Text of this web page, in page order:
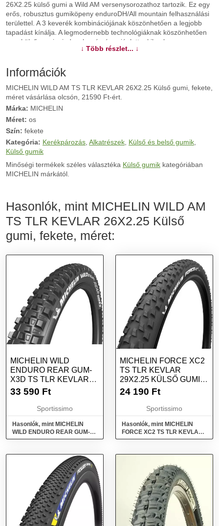
26X2.25 külső gumi a Wild AM versenysorozathoz tartozik. Ez egy
erős, robusztus gumiköpeny enduroDH/All mountain felhasználási
területtel. A 3 keverék kombinációjának köszönhetően a legjobb
tapadást kínálja. A legmodernebb technológiáknak köszönhetően
ez a külső gumi mindazok számára ajánlott, akiknek nagy
teljesítményű, stabil, hosszú élettartamú és defektvédelemmel
↓ Több részlet... ↓
Információk
MICHELIN WILD AM TS TLR KEVLAR 26X2.25 Külső gumi, fekete,
méret vásárlása olcsón, 21590 Ft-ért.
Márka: MICHELIN
Méret: os
Szín: fekete
Kategória: Kerékpározás Alkatrészek Külső és belső gumik
Külső gumik
Minőségi termékek széles választéka Külső gumik kategóriában
MICHELIN márkától.
Hasonlók, mint MICHELIN WILD AM
TS TLR KEVLAR 26X2.25 Külső
gumi, fekete, méret:
MICHELIN WILD
ENDURO REAR GUM-
X3D TS TLR KEVLAR
29X2.40 KÜLSŐ GUMI,
33 590 Ft
Sportissimo
Hasonlók, mint MICHELIN
WILD ENDURO REAR GUM-
X3D TS TLR KEVLAR 29x2.40
MICHELIN FORCE XC2
TS TLR KEVLAR
29X2.25 KÜLSŐ GUMI,
FEKETE, MÉRET
24 190 Ft
Sportissimo
Hasonlók, mint MICHELIN
FORCE XC2 TS TLR KEVLAR
29x2.25 Külső gumi, fekete,